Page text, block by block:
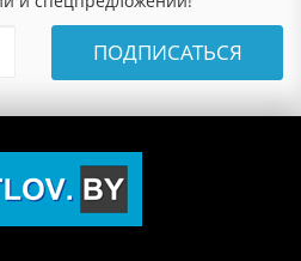
ПОДПИСАТЬСЯ